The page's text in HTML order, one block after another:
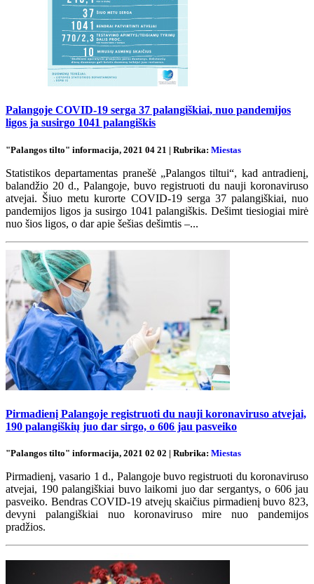
Palangoje COVID-19 serga 37 palangiškiai, nuo pandemijos
ligos ja susirgo 1041 palangiškis
"Palangos tilto" informacija, 2021 04 21 | Rubrika: Miestas
Statistikos departamentas pranešė „Palangos tiltui“, kad antradienį,
balandžio 20 d., Palangoje, buvo registruoti du nauji koronaviruso
atvejai. Šiuo metu kurorte COVID-19 serga 37 palangiškiai, nuo
pandemijos ligos ja susirgo 1041 palangiškis. Dešimt tiesiogiai mirė
nuo šios ligos, o dar apie šešias dešimtis –...
Pirmadienį Palangoje registruoti du nauji koronaviruso atvejai,
190 palangiškių juo dar sirgo, o 606 jau pasveiko
"Palangos tilto" informacija, 2021 02 02 | Rubrika: Miestas
Pirmadienį, vasario 1 d., Palangoje buvo registruoti du koronaviruso
atvejai, 190 palangiškiai buvo laikomi juo dar sergantys, o 606 jau
pasveiko. Bendras COVID-19 atvejų skaičius pirmadienį buvo 823,
devyni palangiškiai nuo koronaviruso mire nuo pandemijos
pradžios.